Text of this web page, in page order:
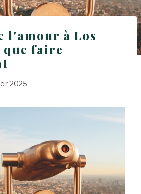
l'amour à Los
que faire
2025